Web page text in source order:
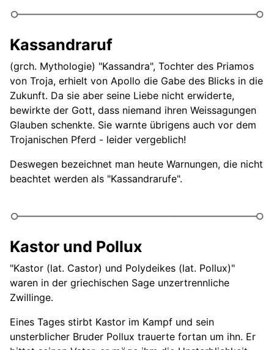
Mnemonik bzw. Mnemosyne
Modus vivendi
Mücken seihen und Kamele verschlucken
Mufti
Mulus mulum
Mummenschanz treiben
Kannst du einen Wortschatz ergänzen?
Wortschatz-Beispiele K bis M im Detail
Kassandraruf
(grch. Mythologie) "Kassandra", Tochter des Priamos
von Troja, erhielt von Apollo die Gabe des Blicks in die
Zukunft. Da sie aber seine Liebe nicht erwiderte,
bewirkte der Gott, dass niemand ihren Weissagungen
Glauben schenkte. Sie warnte übrigens auch vor dem
Trojanischen Pferd - leider vergeblich!
Deswegen bezeichnet man heute Warnungen, die nicht
beachtet werden als "Kassandrarufe".
Kastor und Pollux
"Kastor (lat. Castor) und Polydeikes (lat. Pollux)"
waren in der griechischen Sage unzertrennliche
Zwillinge.
Eines Tages stirbt Kastor im Kampf und sein
unsterblicher Bruder Pollux trauerte fortan um ihn. Er